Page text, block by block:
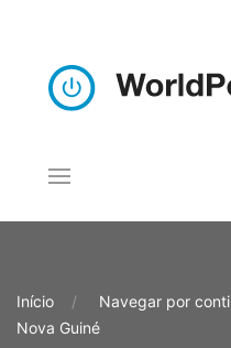
Início Navegar por
Nova Guiné